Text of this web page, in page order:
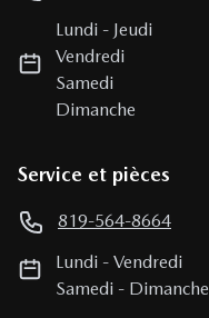
Lundi - Jeudi
Vendredi
Samedi
Dimanche
Service et pièces
819-564-8664
Lundi -Vendredi
Samedi - Dimanche